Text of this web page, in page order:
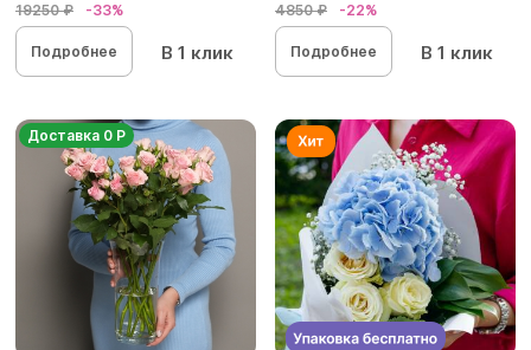
19250 ₽ -33%
Подробнее В 1 клик
4850 ₽ -22%
Подробнее В 1 клик
Доставка 0 Р